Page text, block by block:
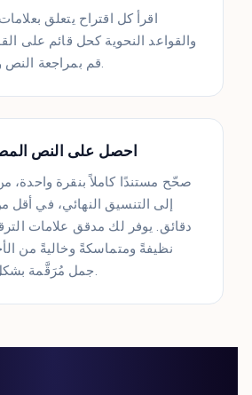
اقرأ كل اقتراح يتعلق
والقواعد النحوية كحل قائم على
قم بمراجعة النص وتحسينه.
احصل على النص
صحّح مستندًا كاملاً بنقرة واحدة،
إلى التنسيق النهائي، في
دقائق. يوفر لك مدقق علامات
نظيفةً ومتماسكةً وخاليةً من
جمل مُرَقَّمة بشكل صحيح.